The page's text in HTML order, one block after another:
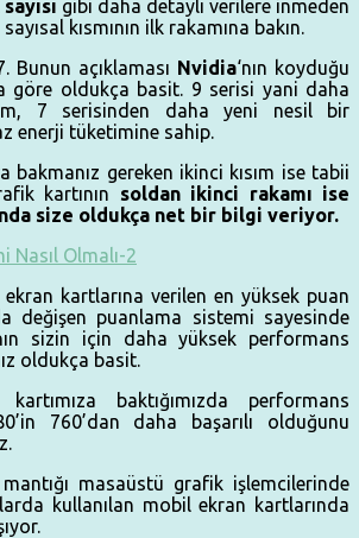
gibi daha detaylı verilere inmeden
kısmının ilk rakamına bakın.
Bunun açıklaması Nvidia‘nın koyduğu
göre oldukça basit. 9 serisi yani daha
7 serisinden daha yeni nesil bir
enerji tüketimine sahip.
bakmanız gereken ikinci kısım ise tabii
kartının soldan ikinci rakamı ise
size oldukça net bir bilgi veriyor.
ekran kartlarına verilen en yüksek puan
değişen puanlama sistemi sayesinde
sizin için daha yüksek performans
oldukça basit.
baktığımızda performans
760’dan daha başarılı olduğunu
masaüstü grafik işlemcilerinde
kullanılan mobil ekran kartlarında